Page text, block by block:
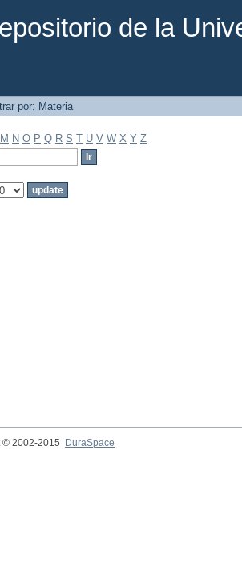
de la
por: Materia
M N O P Q R S T U V W X Y Z
© 2002-2015
DuraSpace